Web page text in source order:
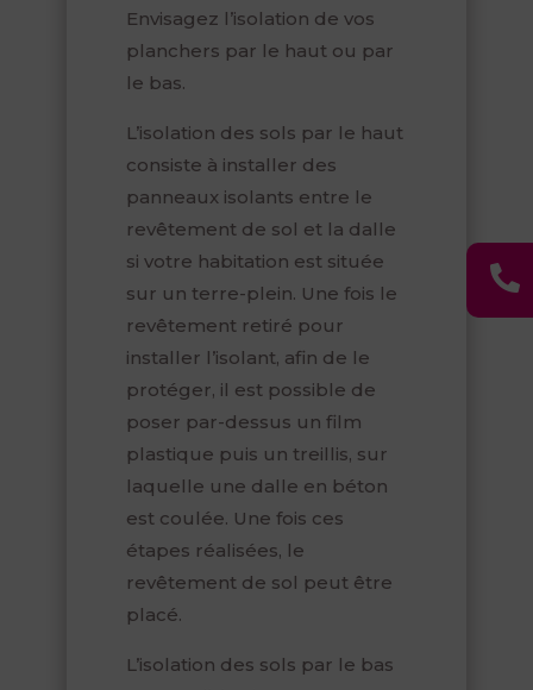
Envisagez l’isolation de vos
planchers par le haut ou par
le bas.
L’isolation des sols par le haut
consiste à installer des
panneaux isolants entre le
revêtement de sol et la dalle
si votre habitation est située
sur un terre-plein. Une fois le
revêtement retiré pour
installer l’isolant, afin de le
protéger, il est possible de
poser par-dessus un film
plastique puis un treillis, sur
laquelle une dalle en béton
est coulée. Une fois ces
étapes réalisées, le
revêtement de sol peut être
placé.
L’isolation des sols par le bas
